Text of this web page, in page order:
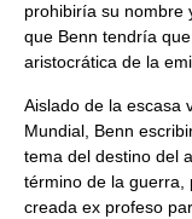
prohibiría su nombre
que Benn tendría
aristocrática de la
Aislado de la escasa
Mundial, Benn
tema del destino del
término de la guerra,
creada ex profeso